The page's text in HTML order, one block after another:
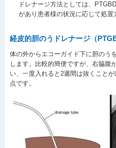
ドレナージ方法としては、
があり患者様の状況に応じて処置
経皮的胆のうドレナージ（
体の外からエコーガイド下に胆のう
します。比較的簡便ですが、右脇腹
い、一度入れると2週間は抜くこと
点です。